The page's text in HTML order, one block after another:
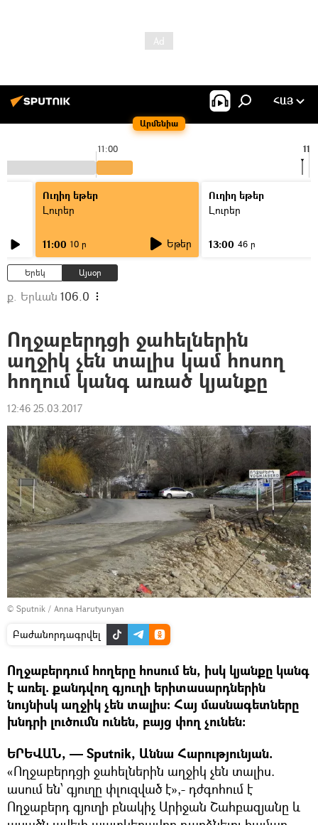
Արմենիա
ՀԱՅ
11:00
Ուղիղ եթեր
Լուրեր
11:00 10 ր Եթեր
Ուղիղ եթեր
Լուրեր
13:00 46 ր
Երեկ Այսօր
ք. Երևան 106.0
Ողջաբերդցի ջահելներին
աղջիկ չեն տալիս կամ հոսող
հողում կանգ առած կյանքը
12:46 25.03.2017
© Sputnik / Anna Harutyunyan
Բաժանորդագրվել
Ողջաբերդում հողերը հոսում են, իսկ կյանքը կանգ
է առել. քանդվող գյուղի երիտասարդներին
նույնիսկ աղջիկ չեն տալիս: Հայ մասնագետները
խնդրի լուծումն ունեն, բայց փող չունեն:
ԵՐԵՎԱՆ, — Sputnik, Աննա Հարությունյան.
«Ողջաբերդցի ջահելներին աղջիկ չեն տալիս.
ասում են՝ գյուղը փլուզված է»,- դժգոհում է
Ողջաբերդ գյուղի բնակիչ Արիջան Շահբազյանը և